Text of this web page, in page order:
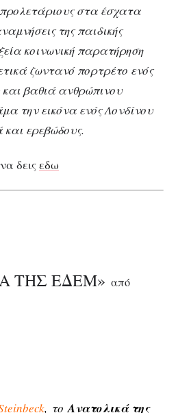
στα έσχατα
της παιδικής
κοινωνική παρατήρηση
ζωντανό πορτρέτο ενός
βαθιά ανθρώπινου
την εικόνα ενός Λονδίνου
ερεβώδους.
δειςεδω
ΤΗΣ ΕΔΕΜ» από
, το Ανατολικά της